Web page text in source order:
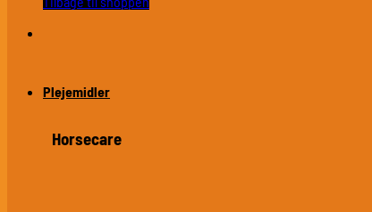
Plejemidler
Horsecare